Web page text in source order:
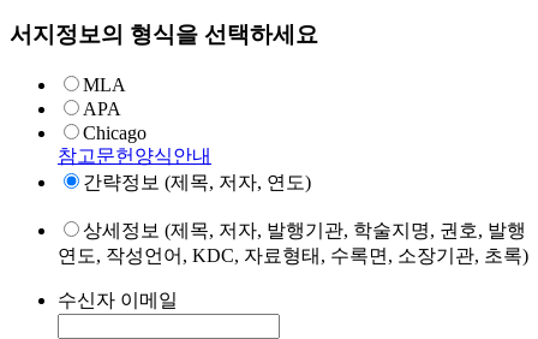
서지정보의 형식을 선택하세요
MLA
APA
Chicago
참고문헌양식안내
간략정보 (제목, 저자, 연도)
상세정보 (제목, 저자, 발행기관, 학술지명, 권호, 발행
연도, 작성언어, KDC, 자료형태, 수록면, 소장기관, 초록)
수신자 이메일